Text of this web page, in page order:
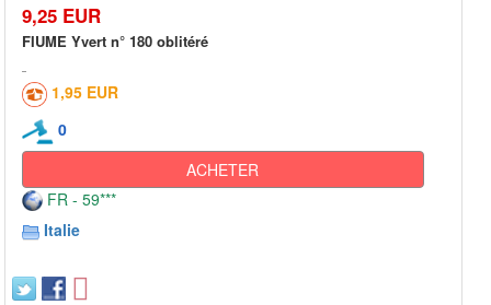
9,25 EUR
FIUME Yvert n° 180 oblitéré
1,95 EUR
0
ACHETER
FR - 59***
Italie